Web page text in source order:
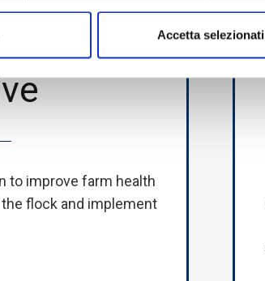
Accetta selezionati
to improve farm health
flock and implement